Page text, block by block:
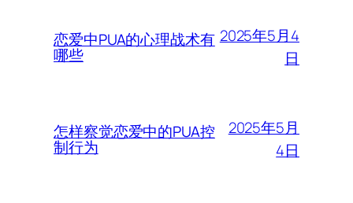
恋爱中PUA的心理战术有
哪些
2025年5月4
日
怎样察觉恋爱中的PUA控
制行为
2025年5月
4日